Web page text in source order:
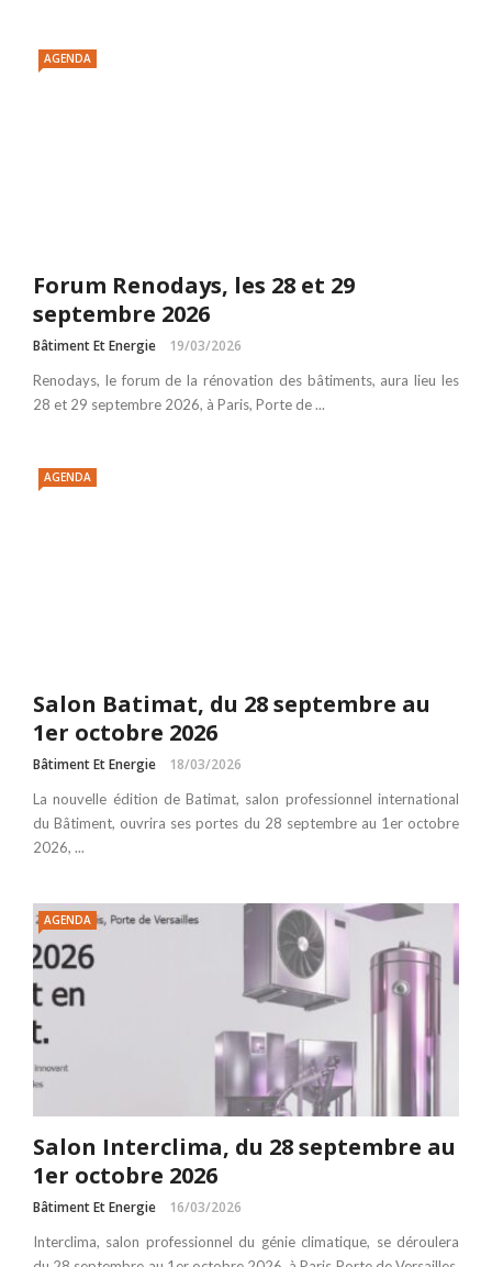
AGENDA
Forum Renodays, les 28 et 29
septembre 2026
Bâtiment Et Energie 19/03/2026
Renodays, le forum de la rénovation des bâtiments, aura lieu les
28 et 29 septembre 2026, à Paris, Porte de ...
AGENDA
Salon Batimat, du 28 septembre au
1er octobre 2026
Bâtiment Et Energie 18/03/2026
La nouvelle édition de Batimat, salon professionnel international
du Bâtiment, ouvrira ses portes du 28 septembre au 1er octobre
2026, ...
AGENDA
Salon Interclima, du 28 septembre au
1er octobre 2026
Bâtiment Et Energie 16/03/2026
Interclima, salon professionnel du génie climatique, se déroulera